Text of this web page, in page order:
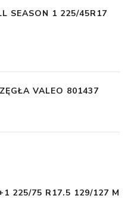
SEASON 1 225/45R17
VALEO 801437
225/75 R17.5 129/127 M